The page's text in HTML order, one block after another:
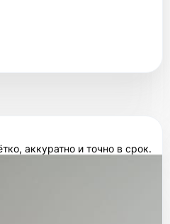
аккуратно и точно в срок.